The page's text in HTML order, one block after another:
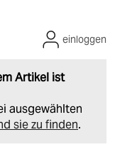
Artikel ist
ausgewählten
sie zu finden.
einloggen